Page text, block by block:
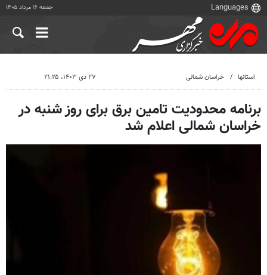
جمعه ۱۶ مرداد ۱۴۰۵
استانها خراسان شمالی ۲۷ دی ۱۴۰۳، ۲۱:۲۵
برنامه محدودیت تامین برق برای روز شنبه در
خراسان شمالی اعلام شد